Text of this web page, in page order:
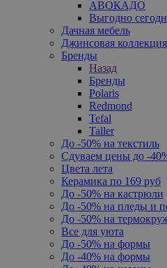
АВОКАДО
Выгодно
Дачная мебель
Джинсовая коллекция
Бренды
Назад
Бренды
Polaris
Redmond
Tefal
Taller
До -50% на текстиль
Сдуваем цены до -
Цвета лета
Керамика по 169 руб
До -50% на кастрюли
До -50% на пледы и
До -50% на
Все для уюта
До -50% на формы
До -40% на формы